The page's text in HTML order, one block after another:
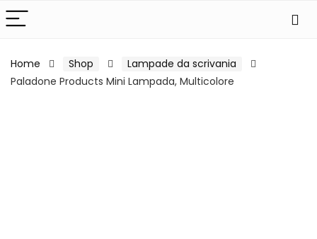
Home Shop
Lampade da scrivania
Paladone Products Mini Lampada, Multicolore